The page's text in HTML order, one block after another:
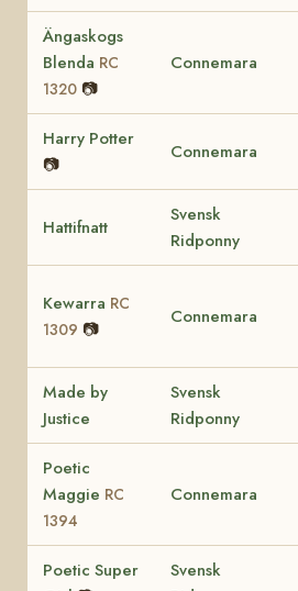
Ängaskogs
Blenda RC
1320 📷
Connemara
Harry Potter
📷
Connemara
Hattifnatt
Svensk
Ridponny
Kewarra RC
1309 📷
Connemara
Made by
Justice
Svensk
Ridponny
Poetic
Maggie RC
1394
Connemara
Poetic Super
Svensk